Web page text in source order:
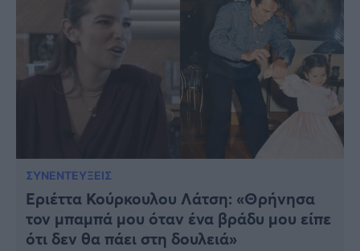
ΣΥΝΕΝΤΕΥΞΕΙΣ
Εριέττα Κούρκουλου Λάτση: «Θρήνησα
τον μπαμπά μου όταν ένα βράδυ μου είπε
ότι δεν θα πάει στη δουλειά»